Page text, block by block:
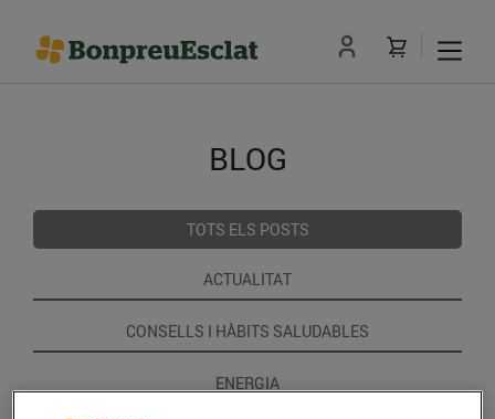
BLOG
TOTS ELS POSTS
ACTUALITAT
CONSELLS I HÀBITS SALUDABLES
ENERGIA